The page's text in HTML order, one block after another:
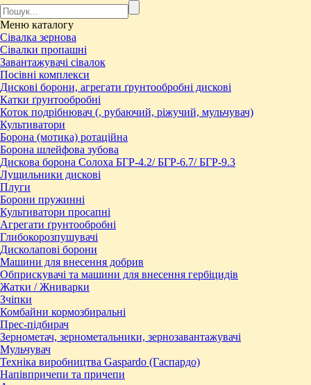
Меню каталогу
Сівалка зернова
Сівалки пропашні
Завантажувачі сівалок
Посівні комплекси
Дискові борони, агрегати ґрунтообробні дискові
Катки ґрунтообробні
Коток подрібнювач (, рубаючий, ріжучий, мульчувач)
Культиватори
Борона (мотика) ротаційна
Борона шлейфова зубова
Дискова борона Солоха БГР-4.2/ БГР-6.7/ БГР-9.3
Лущильники дискові
Плуги
Борони пружинні
Культиватори просапні
Агрегати ґрунтообробні
Глибокорозпушувачі
Дисколапові борони
Машини для внесення добрив
Обприскувачі та машини для внесення гербіцидів
Жатки / Жниварки
Зчіпки
Комбайни кормозбиральні
Прес-підбирач
Зернометач, зернометальники, зернозавантажувачі
Мульчувач
Техніка виробництва Gaspardo (Гаспардо)
Напівпричепи та причепи